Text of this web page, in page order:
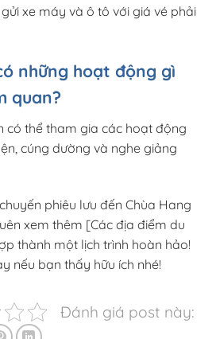
xe máy và ô tô với giá vé phải
những hoạt động gì
quan?
có thể tham gia các hoạt động
cúng dường và nghe giảng
phiêu lưu đến Chùa Hang
xem thêm [Các địa điểm du
thành một lịch trình hoàn hảo!
nếu bạn thấy hữu ích nhé!
Đánh giá post này: